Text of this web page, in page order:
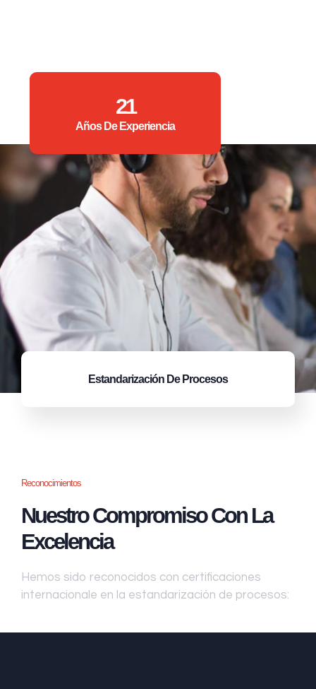
21
Años De Experiencia
Estandarización De Procesos
Reconocimientos
Nuestro Compromiso Con La
Excelencia
Hemos sido reconocidos con certificaciones
internacionale en la estandarización de procesos: